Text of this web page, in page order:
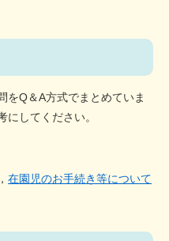
Q＆A方式でまとめていま
してください。
在園児のお手続き等について